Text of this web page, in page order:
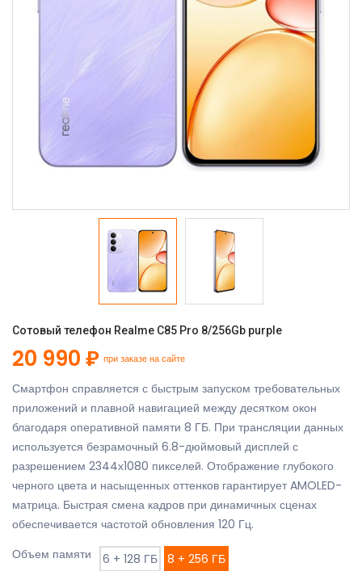
Сотовый телефон Realme C85 Pro 8/256Gb purple
20 990 ₽ при заказе на сайте
Смартфон справляется с быстрым запуском требовательных
приложений и плавной навигацией между десятком окон
благодаря оперативной памяти 8 ГБ. При трансляции данных
используется безрамочный 6.8-дюймовый дисплей с
разрешением 2344х1080 пикселей. Отображение глубокого
черного цвета и насыщенных оттенков гарантирует AMOLED-
матрица. Быстрая смена кадров при динамичных сценах
обеспечивается частотой обновления 120 Гц.
Объем памяти
6 + 128 ГБ 8 + 256 ГБ